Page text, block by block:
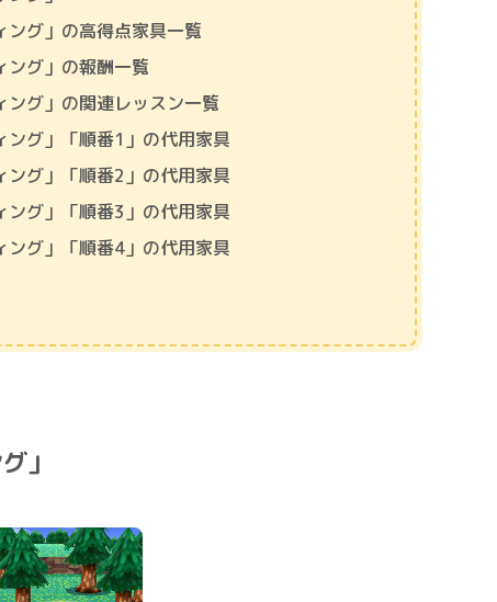
グ」の高得点家具一覧
グ」の報酬一覧
グ」の関連レッスン一覧
グ」「順番1」の代用家具
グ」「順番2」の代用家具
グ」「順番3」の代用家具
グ」「順番4」の代用家具
」